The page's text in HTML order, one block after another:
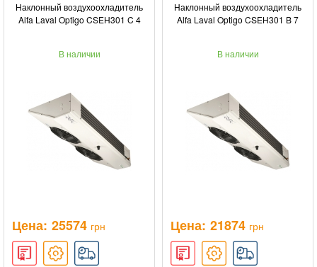
Наклонный воздухоохладитель
Alfa Laval Optigo CSEH301 C 4
В наличии
Цена: 25574 грн
Наклонный воздухоохладитель
Alfa Laval Optigo CSEH301 B 7
В наличии
Цена: 21874 грн